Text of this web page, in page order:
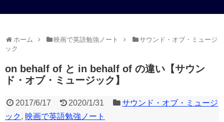
ホーム 映画で英語勉強ノート
サウンド・オブ・ミュージ
ック
on behalf of と in behalf of の違い【サウン
ド・オブ・ミュージック】
2017/6/17 2020/1/31
サウンド・オブ・ミュージ
ック, 映画で英語勉強ノート